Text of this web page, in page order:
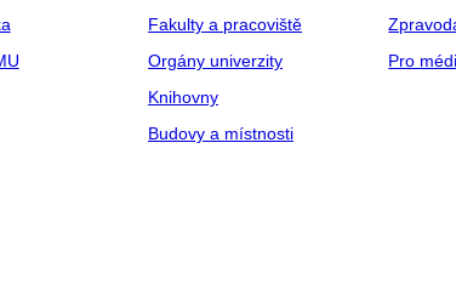
Fakulty a pracoviště
Orgány univerzity
Knihovny
Budovy a místnosti
Pro